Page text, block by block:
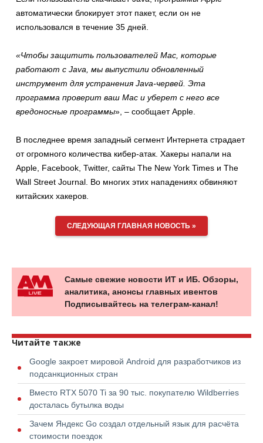
автоматически блокирует этот пакет, если он не
использовался в течение 35 дней.
«Чтобы защитить пользователей Mac, которые
работают с Java, мы выпустили обновленный
инструмент для устранения Java-червей. Эта
программа проверит ваш Mac и уберет с него все
вредоносные программы», – сообщает Apple.
В последнее время западный сегмент Интернета страдает
от огромного количества кибер-атак. Хакеры напали на
Apple, Facebook, Twitter, сайты The New York Times и The
Wall Street Journal. Во многих этих нападениях обвиняют
китайских хакеров.
СЛЕДУЮЩАЯ ГЛАВНАЯ НОВОСТЬ »
Самые свежие новости ИТ и ИБ. Обзоры,
аналитика, анонсы главных ивентов
Подписывайтесь на телеграм-канал!
Читайте также
Google закроет мировой Android для разработчиков из
подсанкционных стран
Вместо RTX 5070 Ti за 90 тыс. покупателю Wildberries
досталась бутылка воды
Зачем Яндекс Go создал отдельный язык для расчёта
стоимости поездок